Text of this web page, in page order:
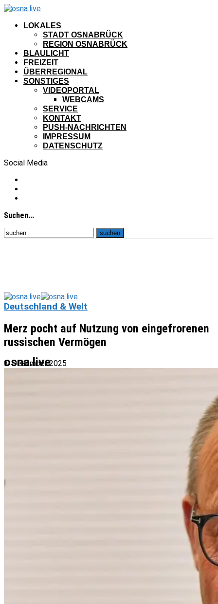
LOKALES
STADT OSNABRÜCK
REGION OSNABRÜCK
BLAULICHT
FREIZEIT
ÜBERREGIONAL
SONSTIGES
VIDEOPORTAL
WEBCAMS
SERVICE
KONTAKT
PUSH-NACHRICHTEN
IMPRESSUM
DATENSCHUTZ
Social Media
Suchen...
osna.live
Deutschland & Welt
Merz pocht auf Nutzung von eingefrorenen
russischen Vermögen
3. Dezember 2025